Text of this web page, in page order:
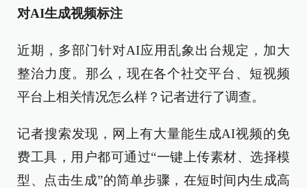
对AI生成视频标注
近期，多部门针对AI应用乱象出台规定，加大
整治力度。那么，现在各个社交平台、短视频
平台上相关情况怎么样？记者进行了调查。
记者搜索发现，网上有大量能生成AI视频的免
费工具，用户都可通过“一键上传素材、选择模
型、点击生成”的简单步骤，在短时间内生成高